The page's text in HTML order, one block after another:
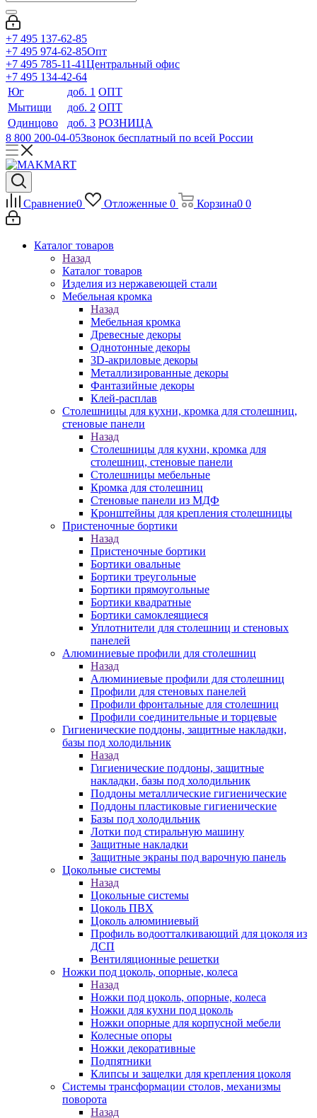
+7 495 137-62-85
+7 495 974-62-85Опт
+7 495 785-11-41Центральный офис
+7 495 134-42-64
Юг
доб. 1 ОПТ
Мытищи
доб. 2 ОПТ
Одинцово
доб. 3 РОЗНИЦА
8 800 200-04-05Звонок бесплатный по всей России
Сравнение0 Отложенные 0 Корзина0 0
Каталог товаров
Назад
Каталог товаров
Изделия из нержавеющей стали
Мебельная кромка
Назад
Мебельная кромка
Древесные декоры
Однотонные декоры
3D-акриловые декоры
Металлизированные декоры
Фантазийные декоры
Клей-расплав
Столешницы для кухни, кромка для столешниц,
стеновые панели
Назад
Столешницы для кухни, кромка для
столешниц, стеновые панели
Столешницы мебельные
Кромка для столешниц
Стеновые панели из МДФ
Кронштейны для крепления столешницы
Пристеночные бортики
Назад
Пристеночные бортики
Бортики овальные
Бортики треугольные
Бортики прямоугольные
Бортики квадратные
Бортики самоклеящиеся
Уплотнители для столешниц и стеновых
панелей
Алюминиевые профили для столешниц
Назад
Алюминиевые профили для столешниц
Профили для стеновых панелей
Профили фронтальные для столешниц
Профили соединительные и торцевые
Гигиенические поддоны, защитные накладки,
базы под холодильник
Назад
Гигиенические поддоны, защитные
накладки, базы под холодильник
Поддоны металлические гигиенические
Поддоны пластиковые гигиенические
Базы под холодильник
Лотки под стиральную машину
Защитные накладки
Защитные экраны под варочную панель
Цокольные системы
Назад
Цокольные системы
Цоколь ПВХ
Цоколь алюминиевый
Профиль водоотталкивающий для цоколя из
ДСП
Вентиляционные решетки
Ножки под цоколь, опорные, колеса
Назад
Ножки под цоколь, опорные, колеса
Ножки для кухни под цоколь
Ножки опорные для корпусной мебели
Колесные опоры
Ножки декоративные
Подпятники
Клипсы и защелки для крепления цоколя
Системы трансформации столов, механизмы
поворота
Назад